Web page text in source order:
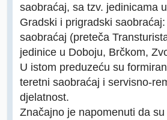
saobraćaj, sa tzv. jedinicama
Gradski i prigradski
saobraćaj (preteča
jedinice u Doboju, Brčkom,
U istom preduzeću su
teretni saobraćaj i servisno-
djelatnost.
Značajno je napomenuti da